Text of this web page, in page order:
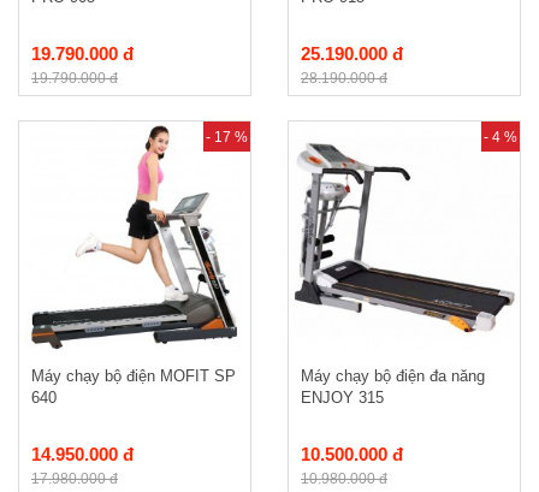
19.790.000 đ
19.790.000 đ
25.190.000 đ
28.190.000 đ
- 17 %
Máy chạy bộ điện MOFIT SP
640
14.950.000 đ
17.980.000 đ
- 4 %
Máy chạy bộ điện đa năng
ENJOY 315
10.500.000 đ
10.980.000 đ